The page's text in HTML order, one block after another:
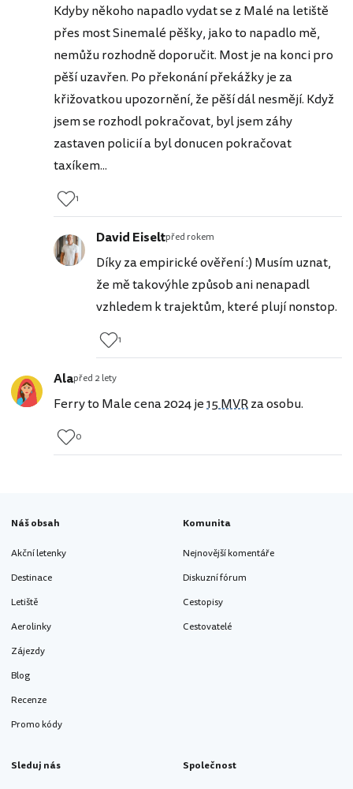
Kdyby někoho napadlo vydat se z Malé na letiště
přes most Sinemalé pěšky, jako to napadlo mě,
nemůžu rozhodně doporučit. Most je na konci pro
pěší uzavřen. Po překonání překážky je za
křižovatkou upozornění, že pěší dál nesmějí. Když
jsem se rozhodl pokračovat, byl jsem záhy
zastaven policií a byl donucen pokračovat
taxíkem...
1
David Eiseltpřed rokem
Díky za empirické ověření :) Musím uznat,
že mě takovýhle způsob ani nenapadl
vzhledem k trajektům, které plují nonstop.
1
Alapřed 2 lety
Ferry to Male cena 2024 je15 MVRza osobu.
0
Náš obsah
Akční letenky
Destinace
Letiště
Aerolinky
Zájezdy
Blog
Recenze
Promo kódy
Komunita
Nejnovější komentáře
Diskuzní fórum
Cestopisy
Cestovatelé
Sleduj nás Společnost